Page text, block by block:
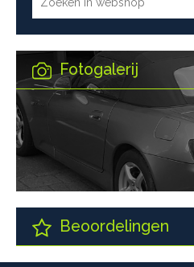
Fotogalerij
Beoordelingen